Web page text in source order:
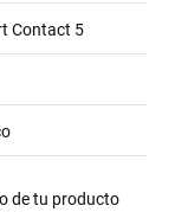
Contact 5
de tu producto